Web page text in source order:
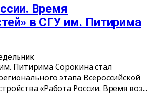
Время
в СГУ им. Питирима
Питирима Сорокина стал
этапа Всероссийской
«Работа России. Время воз...